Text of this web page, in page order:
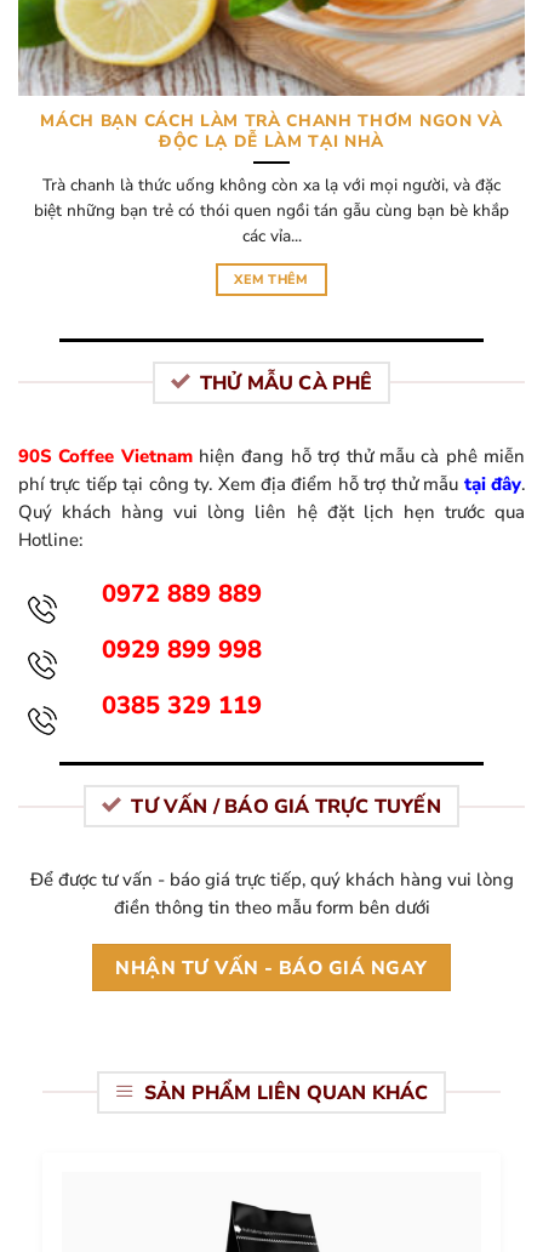
MÁCH BẠN CÁCH LÀM TRÀ CHANH THƠM NGON VÀ
ĐỘC LẠ DỄ LÀM TẠI NHÀ
Trà chanh là thức uống không còn xa lạ với mọi người, và đặc
biệt những bạn trẻ có thói quen ngồi tán gẫu cùng bạn bè khắp
các vỉa...
XEM THÊM
THỬ MẪU CÀ PHÊ
90S Coffee Vietnamhiện đang hỗ trợ thử mẫu cà phê miễn
phí trực tiếp tại công ty. Xem địa điểm hỗ trợ thử mẫu tại đây.
Quý khách hàng vui lòng liên hệ đặt lịch hẹn trước qua
Hotline:
0972 889 889
0929 899 998
0385 329 119
TƯ VẤN / BÁO GIÁ TRỰC TUYẾN
Để được tư vấn - báo giá trực tiếp, quý khách hàng vui lòng
điền thông tin theo mẫu form bên dưới
NHẬN TƯ VẤN - BÁO GIÁ NGAY
SẢN PHẨM LIÊN QUAN KHÁC